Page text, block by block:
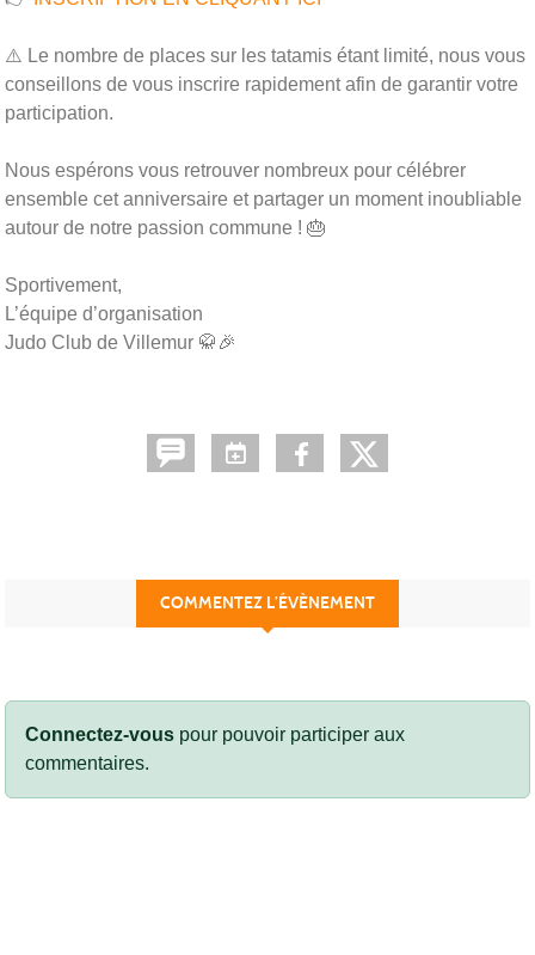
⚠️ Le nombre de places sur les tatamis étant limité, nous vous
conseillons de vous inscrire rapidement afin de garantir votre
participation.
Nous espérons vous retrouver nombreux pour célébrer
ensemble cet anniversaire et partager un moment inoubliable
autour de notre passion commune ! 🎂
Sportivement,
L’équipe d’organisation
Judo Club de Villemur 🥋🎉
COMMENTEZ L’ÉVÈNEMENT
Connectez-vous pour pouvoir participer aux
commentaires.